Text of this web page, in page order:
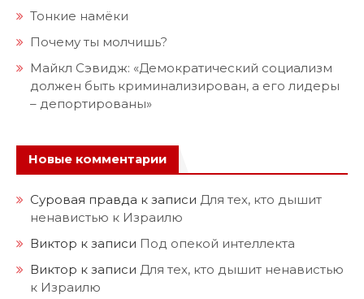
Тонкие намёки
Почему ты молчишь?
Майкл Сэвидж: «Демократический социализм
должен быть криминализирован, а его лидеры
– депортированы»
Новые комментарии
Суровая правда к записи Для тех, кто дышит
ненавистью к Израилю
Виктор к записи Под опекой интеллекта
Виктор к записи Для тех, кто дышит ненавистью
к Израилю